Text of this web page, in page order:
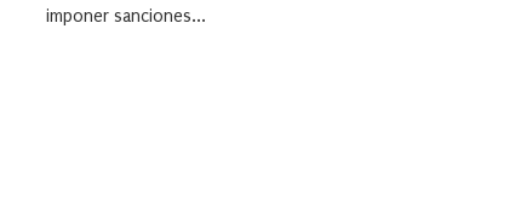
imponer sanciones...